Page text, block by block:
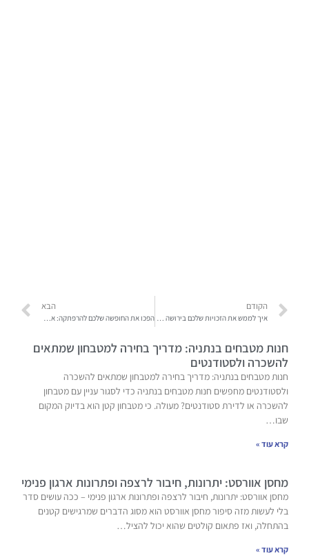
הקודם
איך לממש את הזכויות שלכם בירושה בצורה היעילה והמהירה ביותר
הבא
הפכו את החופשה שלכם להרפתקה: אטרקציות ימיות ויבשתיות בים המלח
חנות מטבחים בנתניה: מדריך בחירה למטבחון שמתאים
להשכרה ולסטודנטים
חנות מטבחים בנתניה: מדריך בחירה למטבחון שמתאים להשכרה
ולסטודנטים מחפשים חנות מטבחים בנתניה כדי לסגור עניין עם מטבחון
להשכרה או לדירת סטודנטים? מעולה. כי מטבחון קטן הוא בדיוק המקום
שבו…
קרא עוד »
מחסן אוורסט: יתרונות, חיבור לרצפה ופתרונות ארגון פנימי
מחסן אוורסט: יתרונות, חיבור לרצפה ופתרונות ארגון פנימי – ככה עושים סדר
בלי לעשות מזה סיפור מחסן אוורסט הוא מסוג הדברים שמרגישים קטנים
בהתחלה, ואז פתאום קולטים שהוא יכול להציל…
קרא עוד »